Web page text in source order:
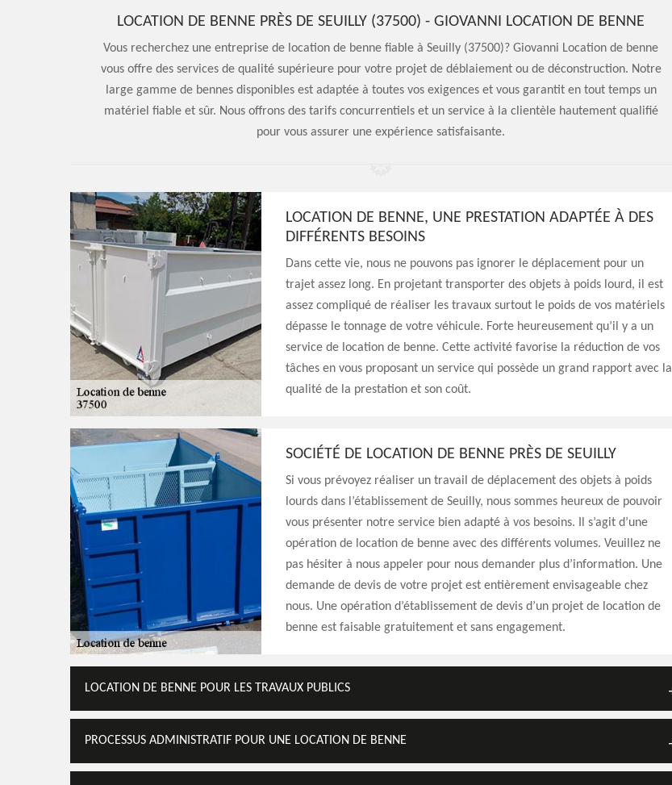
LOCATION DE BENNE PRÈS DE SEUILLY (37500) - GIOVANNI LOCATION DE BENNE
Vous recherchez une entreprise de location de benne fiable à Seuilly (37500)? Giovanni Location de benne
vous offre des services de qualité supérieure pour votre projet de déblaiement ou de déconstruction. Notre
large gamme de bennes disponibles est adaptée à toutes vos exigences et vous garantit en tout temps un
matériel fiable et sûr. Nous offrons des tarifs concurrentiels et un service à la clientèle hautement qualifié
pour vous assurer une expérience satisfaisante.
LOCATION DE BENNE, UNE PRESTATION ADAPTÉE À DES
DIFFÉRENTS BESOINS
Dans cette vie, nous ne pouvons pas ignorer le déplacement pour un
trajet assez long. En projetant transporter des objets à poids lourd, il est
assez compliqué de réaliser les travaux surtout le poids de vos matériels
dépasse le tonnage de votre véhicule. Forte heureusement qu’il y a un
service de location de benne. Cette activité favorise la réduction de vos
tâches en vous proposant un service qui possède un grand rapport avec la
qualité de la prestation et son coût.
SOCIÉTÉ DE LOCATION DE BENNE PRÈS DE SEUILLY
Si vous prévoyez réaliser un travail de déplacement des objets à poids
lourds dans l’établissement de Seuilly, nous sommes heureux de pouvoir
vous présenter notre service bien adapté à vos besoins. Il s’agit d’une
opération de location de benne avec des différents volumes. Veuillez ne
pas hésiter à nous appeler pour nous demander plus d’information. Une
demande de devis de votre projet est entièrement envisageable chez
nous. Une opération d’établissement de devis d’un projet de location de
benne est faisable gratuitement et sans engagement.
LOCATION DE BENNE POUR LES TRAVAUX PUBLICS
PROCESSUS ADMINISTRATIF POUR UNE LOCATION DE BENNE